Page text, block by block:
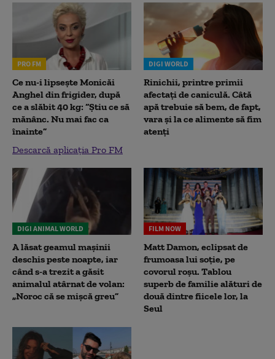
PRO FM
Ce nu-i lipsește Monicăi
Anghel din frigider, după
ce a slăbit 40 kg: “Știu ce să
mănânc. Nu mai fac ca
înainte”
Descarcă aplicația Pro FM
DIGI WORLD
Rinichii, printre primii
afectați de caniculă. Câtă
apă trebuie să bem, de fapt,
vara și la ce alimente să fim
atenți
DIGI ANIMAL WORLD
A lăsat geamul mașinii
deschis peste noapte, iar
când s-a trezit a găsit
animalul atârnat de volan:
„Noroc că se mișcă greu”
FILM NOW
Matt Damon, eclipsat de
frumoasa lui soție, pe
covorul roșu. Tablou
superb de familie alături de
două dintre fiicele lor, la
Seul